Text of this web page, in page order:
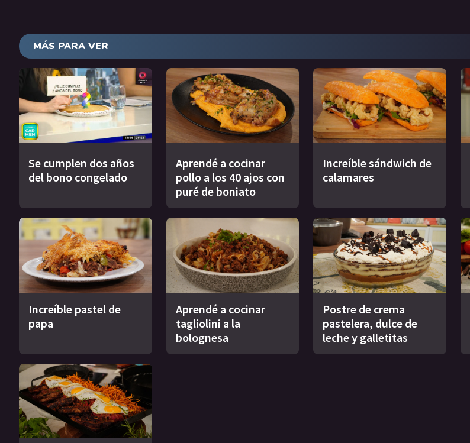
MÁS PARA VER
Se cumplen dos años
del bono congelado
Aprendé a cocinar
pollo a los 40 ajos con
puré de boniato
Increíble sándwich de
calamares
Increíble pastel de
papa
Aprendé a cocinar
tagliolini a la
bolognesa
Postre de crema
pastelera, dulce de
leche y galletitas